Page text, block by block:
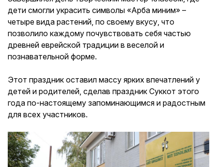
дети смогли украсить символы «Арба миним» –
четыре вида растений, по своему вкусу, что
позволило каждому почувствовать себя частью
древней еврейской традиции в веселой и
познавательной форме.
Этот праздник оставил массу ярких впечатлений у
детей и родителей, сделав праздник Суккот этого
года по-настоящему запоминающимся и радостным
для всех участников.